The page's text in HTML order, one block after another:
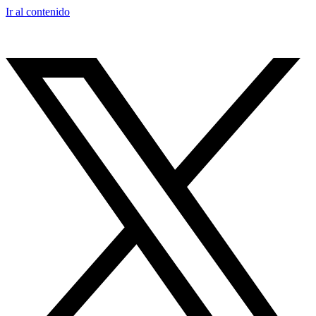
Ir al contenido